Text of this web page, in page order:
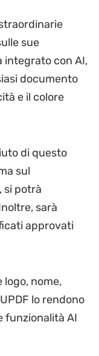
sue
integrato con AI,
documento
e il colore
di questo
sul
si potrà
sarà
approvati
logo, nome,
lo rendono
funzionalità AI